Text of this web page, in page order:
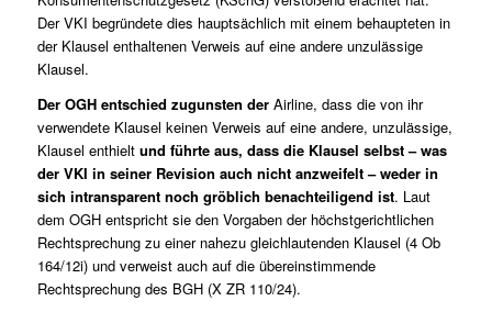
Der VKI begründete dies hauptsächlich mit einem behaupteten in
der Klausel enthaltenen Verweis auf eine andere unzulässige
Klausel.
Der OGH entschied zugunsten derAirline, dass die von ihr
verwendete Klausel keinen Verweis auf eine andere, unzulässige,
Klausel enthielt und führte aus, dass die Klausel selbst – was
der VKI in seiner Revision auch nicht anzweifelt – weder in
sich intransparent noch gröblich benachteiligend ist. Laut
dem OGH entspricht sie den Vorgaben der höchstgerichtlichen
Rechtsprechung zu einer nahezu gleichlautenden Klausel (4 Ob
164/12i) und verweist auch auf die übereinstimmende
Rechtsprechung des BGH (X ZR 110/24).